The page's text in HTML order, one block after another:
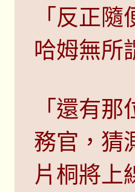
「反正
哈姆無所
「還有
務官，猜
片桐將上